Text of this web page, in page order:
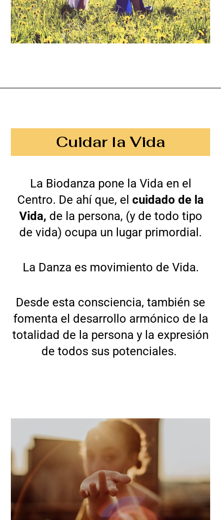
Cuidar la Vida
La Biodanza pone la Vida en el
Centro. De ahí que, el cuidado de la
Vida, de la persona, (y de todo tipo
de vida) ocupa un lugar primordial.
La Danza es movimiento de Vida.
Desde esta consciencia, también se
fomenta el desarrollo armónico de la
totalidad de la persona y la expresión
de todos sus potenciales.